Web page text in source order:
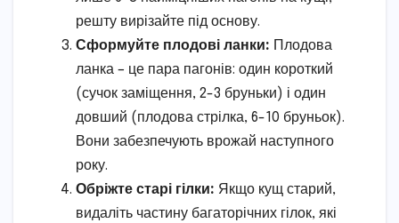
решту вирізайте під основу.
Сформуйте плодові ланки: Плодова
ланка – це пара пагонів: один короткий
(сучок заміщення, 2-3 бруньки) і один
довший (плодова стрілка, 6-10 бруньок).
Вони забезпечують врожай наступного
року.
Обріжте старі гілки: Якщо кущ старий,
видаліть частину багаторічних гілок, які